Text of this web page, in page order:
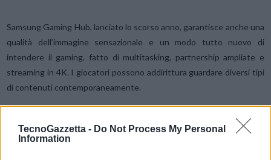
TecnoGazzetta - Do Not Process My Personal
Information
Samsung Gaming Hub, lanciato lo scorso anno, garantisce anche una
qualità dell’immagine sensazionale e un modo tutto nuovo di
intendere il gaming, fatto di multitasking, partnership ampliate e
streaming in 4K. I giocatori possono addirittura guardare diversi tipi
di contenuti contemporaneamente.
MiniMap
Sharing e Virtual Aim Point
ed elevano l’esperienza di gioco per